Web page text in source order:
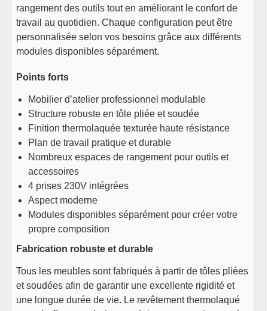
rangement des outils tout en améliorant le confort de
travail au quotidien. Chaque configuration peut être
personnalisée selon vos besoins grâce aux différents
modules disponibles séparément.
Points forts
Mobilier d’atelier professionnel modulable
Structure robuste en tôle pliée et soudée
Finition thermolaquée texturée haute résistance
Plan de travail pratique et durable
Nombreux espaces de rangement pour outils et
accessoires
4 prises 230V intégrées
Aspect moderne
Modules disponibles séparément pour créer votre
propre composition
Fabrication robuste et durable
Tous les meubles sont fabriqués à partir de tôles pliées
et soudées afin de garantir une excellente rigidité et
une longue durée de vie. Le revêtement thermolaqué